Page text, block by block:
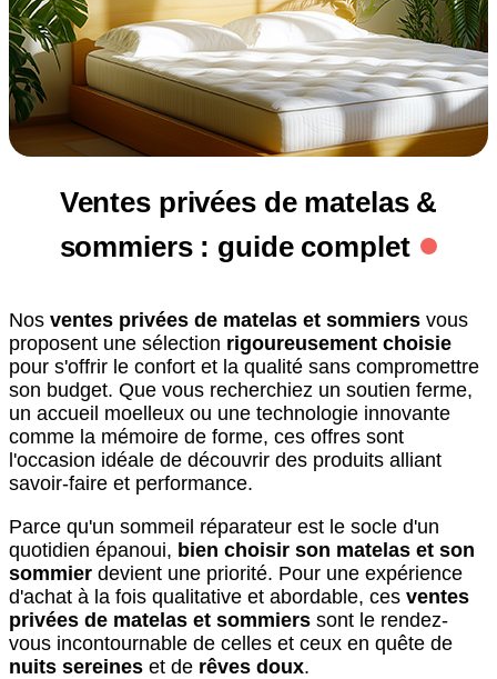
Ventes privées de matelas &
sommiers : guide complet
Nos ventes privées de matelas et sommiers vous
proposent une sélection rigoureusement choisie
pour s'offrir le confort et la qualité sans compromettre
son budget. Que vous recherchiez un soutien ferme,
un accueil moelleux ou une technologie innovante
comme la mémoire de forme, ces offres sont
l'occasion idéale de découvrir des produits alliant
savoir-faire et performance.
Parce qu'un sommeil réparateur est le socle d'un
quotidien épanoui, bien choisir son matelas et son
sommier devient une priorité. Pour une expérience
d'achat à la fois qualitative et abordable, ces ventes
privées de matelas et sommiers sont le rendez-
vous incontournable de celles et ceux en quête de
nuits sereines et de rêves doux.